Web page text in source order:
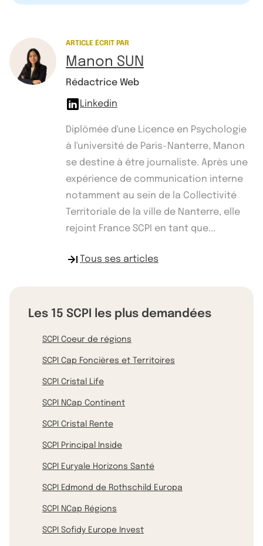
ARTICLE ÉCRIT PAR
Manon SUN
Rédactrice Web
Linkedin
Diplômée d'une Licence en Psychologie
à l'université de Paris-Nanterre, Manon
se destine à être journaliste. Après une
expérience de communication interne
notamment au sein de la Collectivité
Territoriale de la ville de Nanterre, elle
rejoint France SCPI en tant que...
Tous ses articles
Les 15 SCPI les plus demandées
SCPI Coeur de régions
SCPI Cap Foncières et Territoires
SCPI Cristal Life
SCPI NCap Continent
SCPI Cristal Rente
SCPI Principal Inside
SCPI Euryale Horizons Santé
SCPI Edmond de Rothschild Europa
SCPI NCap Régions
SCPI Sofidy Europe Invest